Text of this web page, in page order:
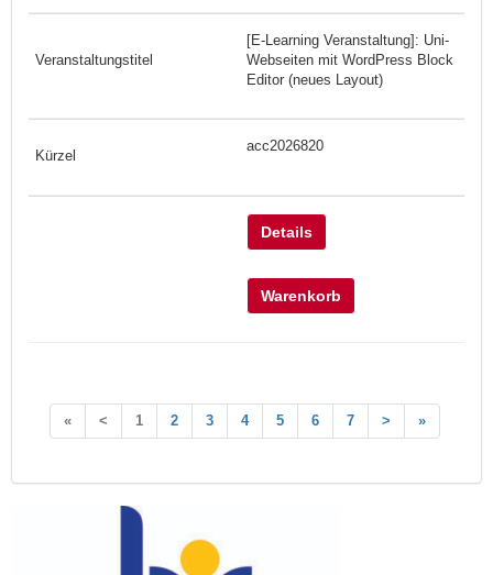
[E-Learning Veranstaltung]: Uni-
Webseiten mit WordPress Block
Editor (neues Layout)
acc2026820
Details
Warenkorb
« < 1 2 3 4 5 6 7 > »